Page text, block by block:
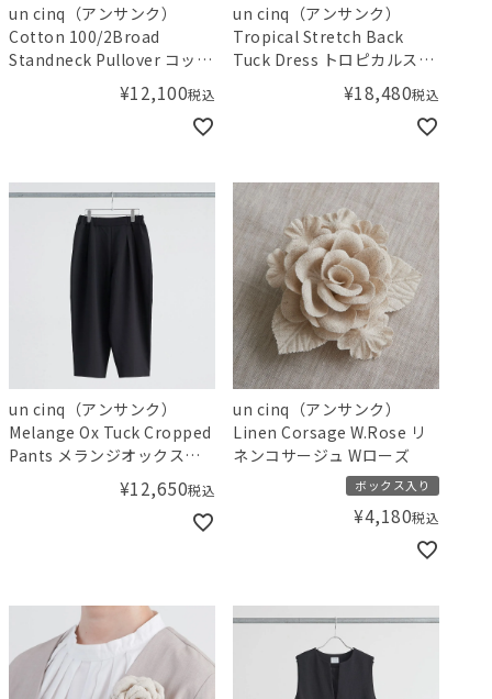
un cinq（アンサンク）
Cotton 100/2Broad
Standneck Pullover コット
ン100/2ブロードスタンドネ
ックプルオーバー
¥12,100税込
un cinq（アンサンク）
Tropical Stretch Back
Tuck Dress トロピカルスト
レッチバックタックドレス
¥18,480税込
un cinq（アンサンク）
Melange Ox Tuck Cropped
Pants メランジオックスタ
ッククロップドパンツ
¥12,650税込
un cinq（アンサンク）
Linen Corsage W.Rose リ
ネンコサージュ Wローズ
ボックス入り
¥4,180税込